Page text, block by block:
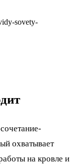
охватывает
на кровле и